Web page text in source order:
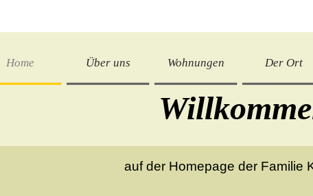
Home Über uns Wohnungen Der Ort
auf der Homepage der Familie